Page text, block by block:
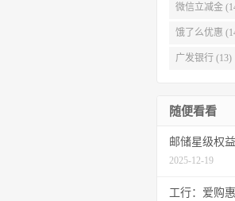
微信立减金
饿了么优惠
广发银行 (13)
随便看看
邮储星级权
2025-12-19
工行：爱购